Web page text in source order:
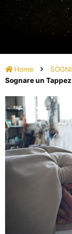
Home
SOGNI
Sognare un